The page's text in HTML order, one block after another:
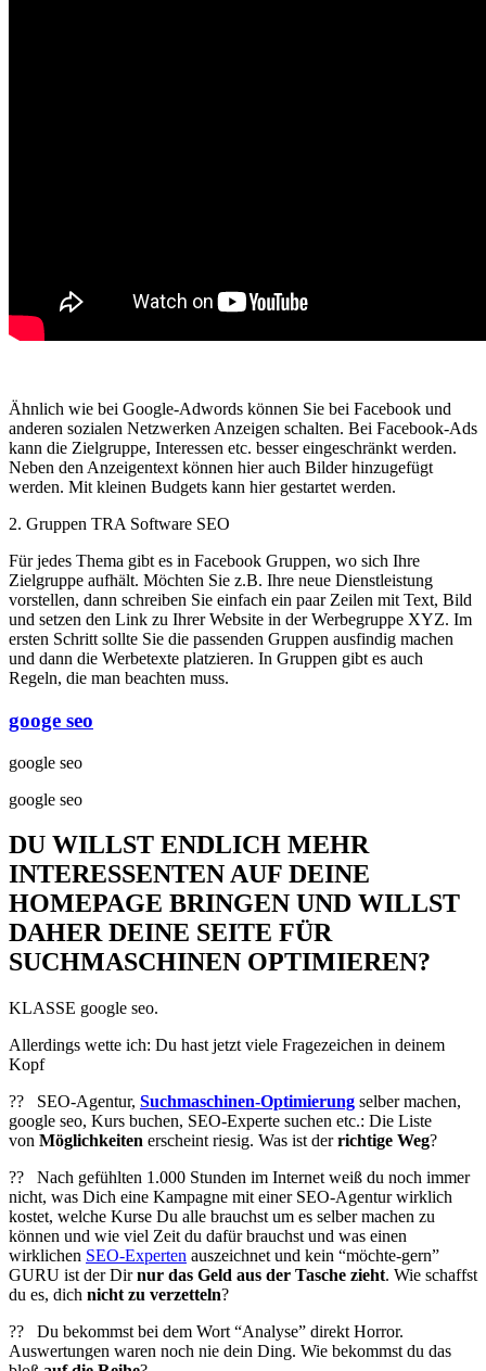
Ähnlich wie bei Google-Adwords können Sie bei Facebook und
anderen sozialen Netzwerken Anzeigen schalten. Bei Facebook-Ads
kann die Zielgruppe, Interessen etc. besser eingeschränkt werden.
Neben den Anzeigentext können hier auch Bilder hinzugefügt
werden. Mit kleinen Budgets kann hier gestartet werden.
2. Gruppen TRA Software SEO
Für jedes Thema gibt es in Facebook Gruppen, wo sich Ihre
Zielgruppe aufhält. Möchten Sie z.B. Ihre neue Dienstleistung
vorstellen, dann schreiben Sie einfach ein paar Zeilen mit Text, Bild
und setzen den Link zu Ihrer Website in der Werbegruppe XYZ. Im
ersten Schritt sollte Sie die passenden Gruppen ausfindig machen
und dann die Werbetexte platzieren. In Gruppen gibt es auch
Regeln, die man beachten muss.
googe seo
google seo
google seo
DU WILLST ENDLICH MEHR
INTERESSENTEN AUF DEINE
HOMEPAGE BRINGEN UND WILLST
DAHER DEINE SEITE FÜR
SUCHMASCHINEN OPTIMIEREN?
KLASSE google seo.
Allerdings wette ich: Du hast jetzt viele Fragezeichen in deinem
Kopf
?? SEO-Agentur, Suchmaschinen-Optimierung selber machen,
google seo, Kurs buchen, SEO-Experte suchen etc.: Die Liste
von Möglichkeiten erscheint riesig. Was ist derrichtige Weg?
?? Nach gefühlten 1.000 Stunden im Internet weiß du noch immer
nicht, was Dich eine Kampagne mit einer SEO-Agentur wirklich
kostet, welche Kurse Du alle brauchst um es selber machen zu
können und wie viel Zeit du dafür brauchst und was einen
wirklichen SEO-Experten auszeichnet und kein “möchte-gern”
GURU ist der Dirnur das Geld aus der Tasche zieht. Wie schaffst
du es, dich nicht zu verzetteln?
?? Du bekommst bei dem Wort “Analyse” direkt Horror.
Auswertungen waren noch nie dein Ding. Wie bekommst du das